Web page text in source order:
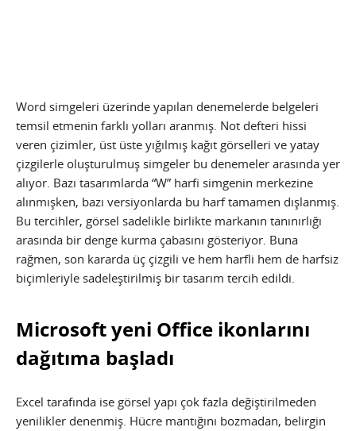
Word simgeleri üzerinde yapılan denemelerde belgeleri
temsil etmenin farklı yolları aranmış. Not defteri hissi
veren çizimler, üst üste yığılmış kağıt görselleri ve yatay
çizgilerle oluşturulmuş simgeler bu denemeler arasında yer
alıyor. Bazı tasarımlarda “W” harfi simgenin merkezine
alınmışken, bazı versiyonlarda bu harf tamamen dışlanmış.
Bu tercihler, görsel sadelikle birlikte markanın tanınırlığı
arasında bir denge kurma çabasını gösteriyor. Buna
rağmen, son kararda üç çizgili ve hem harfli hem de harfsiz
biçimleriyle sadeleştirilmiş bir tasarım tercih edildi.
Microsoft yeni Office ikonlarını
dağıtıma başladı
Excel tarafında ise görsel yapı çok fazla değiştirilmeden
yenilikler denenmiş. Hücre mantığını bozmadan, belirgin